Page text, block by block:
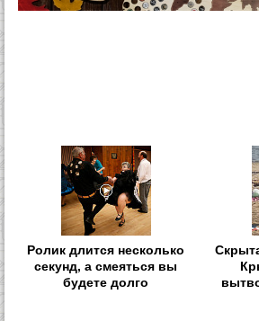
Ролик длится несколько
секунд, а смеяться вы
будете долго